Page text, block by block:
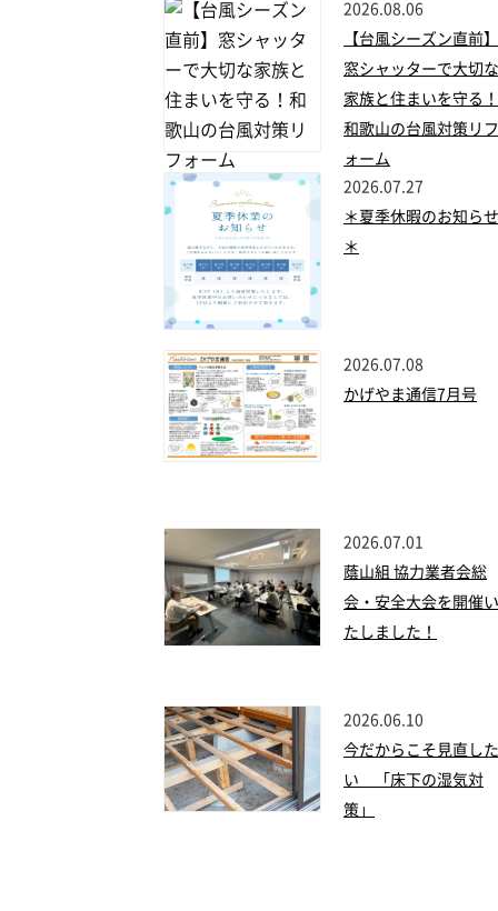
2026.08.06
【台風シーズン直前】
窓シャッターで大切な
家族と住まいを守る！
和歌山の台風対策リフ
ォーム
2026.07.27
＊夏季休暇のお知らせ
＊
2026.07.08
かげやま通信7月号
2026.07.01
蔭山組 協力業者会総
会・安全大会を開催い
たしました！
2026.06.10
今だからこそ見直した
い 「床下の湿気対
策」